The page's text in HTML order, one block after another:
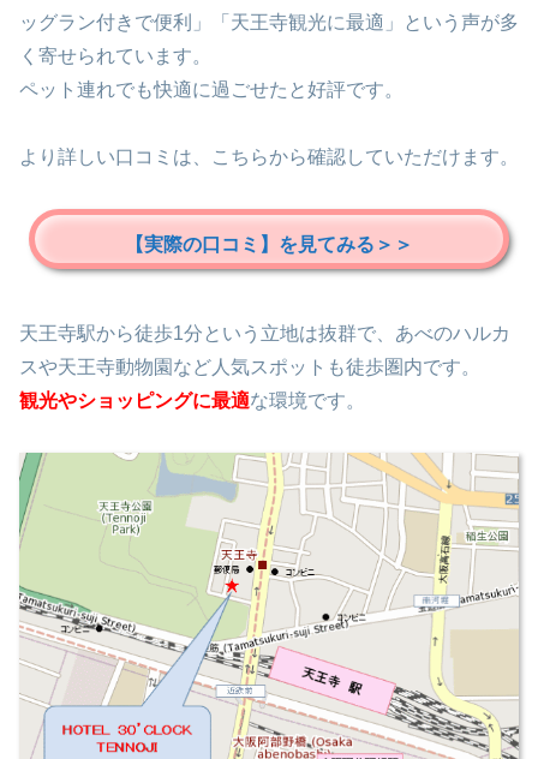
ッグラン付きで便利」「天王寺観光に最適」という声が多
く寄せられています。
ペット連れでも快適に過ごせたと好評です。
より詳しい口コミは、こちらから確認していただけます。
【実際の口コミ】を見てみる＞＞
天王寺駅から徒歩1分という立地は抜群で、あべのハルカ
スや天王寺動物園など人気スポットも徒歩圏内です。
観光やショッピングに最適な環境です。